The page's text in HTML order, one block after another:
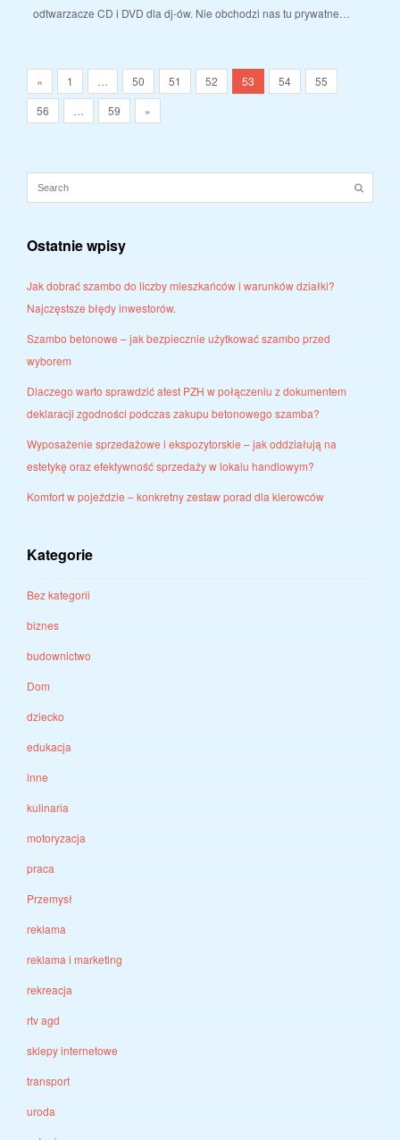
odtwarzacze CD i DVD dla dj-ów. Nie obchodzi nas tu prywatne…
« 1 50 51 52 53 54
55
56
59 »
Ostatnie wpisy
Jak dobrać szambo do liczby mieszkańców i warunków działki?
Najczęstsze błędy inwestorów.
Szambo betonowe – jak bezpiecznie użytkować szambo przed
wyborem
Dlaczego warto sprawdzić atest PZH w połączeniu z dokumentem
deklaracji zgodności podczas zakupu betonowego szamba?
Wyposażenie sprzedażowe i ekspozytorskie – jak oddziałują na
estetykę oraz efektywność sprzedaży w lokalu handlowym?
Komfort w pojeździe – konkretny zestaw porad dla kierowców
Kategorie
Bez kategorii
biznes
budownictwo
Dom
dziecko
edukacja
inne
kulinaria
motoryzacja
praca
Przemysł
reklama
reklama i marketing
rekreacja
rtv agd
sklepy internetowe
transport
uroda